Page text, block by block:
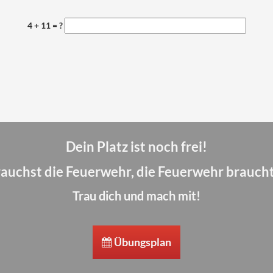
4 + 11 = ?
Dein Platz ist noch frei!
die Feuerwehr, die Feuerwehr
Trau dich und mach mit!
Übungsplan